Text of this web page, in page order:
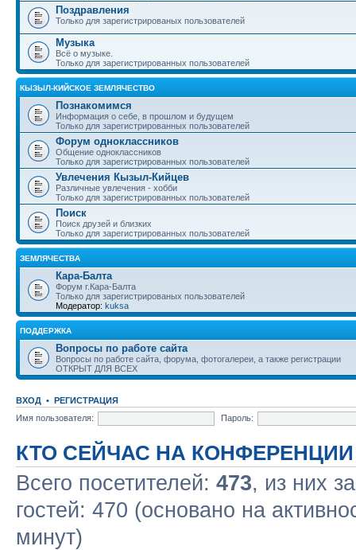
Поздравления
Только для зарегистрированых пользователей
Музыка
Всё о музыке.
Только для зарегистрированных пользователей
КЫЗЫЛ-КИЙСКОЕ ЗЕМЛЯЧЕСТВО
Познакомимся
Информация о себе, в прошлом и будущем
Только для зарегистрированных пользователей
Форум одноклассников
Общение одноклассников
Только для зарегистрированных пользователей
Увлечения Кызыл-Кийцев
Различные увлечения - хобби
Только для зарегистрированных пользователей
Поиск
Поиск друзей и близких
Только для зарегистрированных пользователей
ЗЕМЛЯЧЕСТВА
Кара-Балта
Форум г.Кара-Балта
Только для зарегистрированых пользователей
Модератор: kuksa
ПОДДЕРЖКА
Вопросы по работе сайта
Вопросы по работе сайта, форума, фотогалереи, а также регистрации
ОТКРЫТ ДЛЯ ВСЕХ
ВХОД • РЕГИСТРАЦИЯ
Имя пользователя:
Пароль:
КТО СЕЙЧАС НА КОНФЕРЕНЦИИ
Всего посетителей: 473, из них
гостей: 470 (основано на
минут)